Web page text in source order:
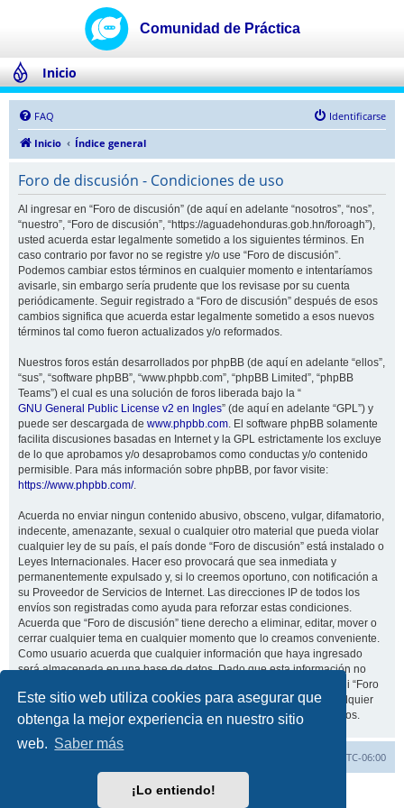
Este sitio web utiliza cookies para asegurar que
obtenga la mejor experiencia en nuestro sitio
web. Saber más
¡Lo entiendo!
Inicio
FAQ
Identificarse
Inicio
Índice general
Foro de discusión - Condiciones de uso
Al ingresar en “Foro de discusión” (de aquí en adelante “nosotros”, “nos”,
“nuestro”, “Foro de discusión”, “https://aguadehonduras.gob.hn/foroagh”),
usted acuerda estar legalmente sometido a los siguientes términos. En
caso contrario por favor no se registre y/o use “Foro de discusión”.
Podemos cambiar estos términos en cualquier momento e intentaríamos
avisarle, sin embargo sería prudente que los revisase por su cuenta
periódicamente. Seguir registrado a “Foro de discusión” después de esos
cambios significa que acuerda estar legalmente sometido a esos nuevos
términos tal como fueron actualizados y/o reformados.
Nuestros foros están desarrollados por phpBB (de aquí en adelante “ellos”,
“sus”, “software phpBB”, “www.phpbb.com”, “phpBB Limited”, “phpBB
Teams”) el cual es una solución de foros liberada bajo la “
GNU General Public License v2 en Ingles” (de aquí en adelante “GPL”) y
puede ser descargada de www.phpbb.com. El software phpBB solamente
facilita discusiones basadas en Internet y la GPL estrictamente los excluye
de lo que aprobamos y/o desaprobamos como conductas y/o contenido
permisible. Para más información sobre phpBB, por favor visite:
https://www.phpbb.com/.
Acuerda no enviar ningun contenido abusivo, obsceno, vulgar, difamatorio,
indecente, amenazante, sexual o cualquier otro material que pueda violar
cualquier ley de su país, el país donde “Foro de discusión” está instalado o
Leyes Internacionales. Hacer eso provocará que sea inmediata y
permanentemente expulsado y, si lo creemos oportuno, con notificación a
su Proveedor de Servicios de Internet. Las direcciones IP de todos los
envíos son registradas como ayuda para reforzar estas condiciones.
Acuerda que “Foro de discusión” tiene derecho a eliminar, editar, mover o
cerrar cualquier tema en cualquier momento que lo creamos conveniente.
Como usuario acuerda que cualquier información que haya ingresado
será almacenada en una base de datos. Dado que esta información no
será compartida con ninguna tercera parte sin su consentimiento, ni “Foro
de discusión” ni phpBB podrán considerarse responsables por cualquier
intento de hacking que conlleve a que los datos sean comprometidos.
UTC-06:00
Desarrollado porphpBB® Forum Software © phpBB Limited